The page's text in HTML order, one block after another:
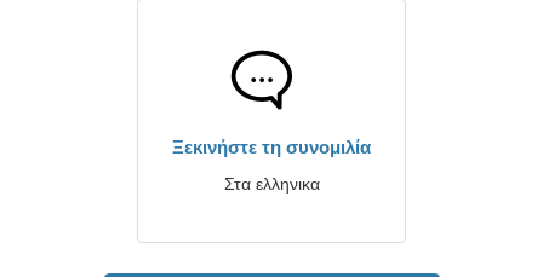
Ξεκινήστε τη συνομιλία
Στα ελληνικα